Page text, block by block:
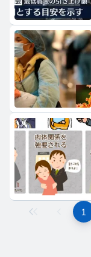
1